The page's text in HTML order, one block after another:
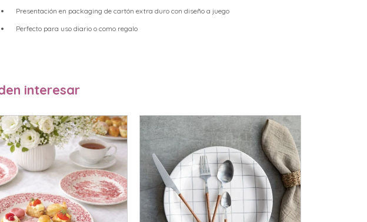
Presentación en packaging de cartón extra duro con diseño a juego
Perfecto para uso diario o como regalo
interesar